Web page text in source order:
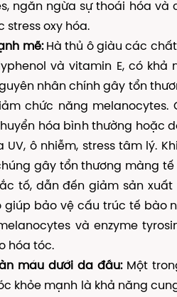
ngăn ngừa sự thoái hóa và
stress oxy hóa.
mẽ:Hà thủ ô giàu các
và vitamin E, có khả
nhân chính gây tổn
chức năng melanocytes.
hóa bình thường hoặc
UV, ô nhiễm, stress tâm lý.
gây tổn thương màng tế
tố, dẫn đến giảm sản
giúp bảo vệ cấu trúc tế bào
và enzyme
hóa tóc.
máu dưới da đầu:Một
khỏe mạnh là khả năng